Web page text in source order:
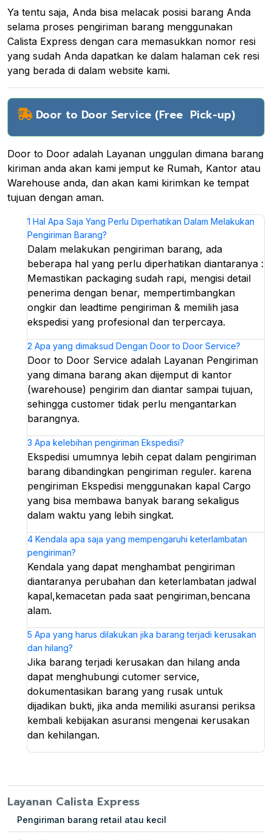
Ya tentu saja, Anda bisa melacak posisi barang Anda
selama proses pengiriman barang menggunakan
Calista Express dengan cara memasukkan nomor resi
yang sudah Anda dapatkan ke dalam halaman cek resi
yang berada di dalam website kami.
Door to Door Service (Free Pick-up)
Door to Door adalah Layanan unggulan dimana barang
kiriman anda akan kami jemput ke Rumah, Kantor atau
Warehouse anda, dan akan kami kirimkan ke tempat
tujuan dengan aman.
1 Hal Apa Saja Yang Perlu Diperhatikan Dalam Melakukan
Pengiriman Barang?
Dalam melakukan pengiriman barang, ada
beberapa hal yang perlu diperhatikan diantaranya :
Memastikan packaging sudah rapi, mengisi detail
penerima dengan benar, mempertimbangkan
ongkir dan leadtime pengiriman & memilih jasa
ekspedisi yang profesional dan terpercaya.
2 Apa yang dimaksud Dengan Door to Door Service?
Door to Door Service adalah Layanan Pengiriman
yang dimana barang akan dijemput di kantor
(warehouse) pengirim dan diantar sampai tujuan,
sehingga customer tidak perlu mengantarkan
barangnya.
3 Apa kelebihan pengiriman Ekspedisi?
Ekspedisi umumnya lebih cepat dalam pengiriman
barang dibandingkan pengiriman reguler. karena
pengiriman Ekspedisi menggunakan kapal Cargo
yang bisa membawa banyak barang sekaligus
dalam waktu yang lebih singkat.
4 Kendala apa saja yang mempengaruhi keterlambatan
pengiriman?
Kendala yang dapat menghambat pengiriman
diantaranya perubahan dan keterlambatan jadwal
kapal,kemacetan pada saat pengiriman,bencana
alam.
5 Apa yang harus dilakukan jika barang terjadi kerusakan
dan hilang?
Jika barang terjadi kerusakan dan hilang anda
dapat menghubungi cutomer service,
dokumentasikan barang yang rusak untuk
dijadikan bukti, jika anda memiliki asuransi periksa
kembali kebijakan asuransi mengenai kerusakan
dan kehilangan.
Layanan Calista Express
Pengiriman barang retail atau kecil